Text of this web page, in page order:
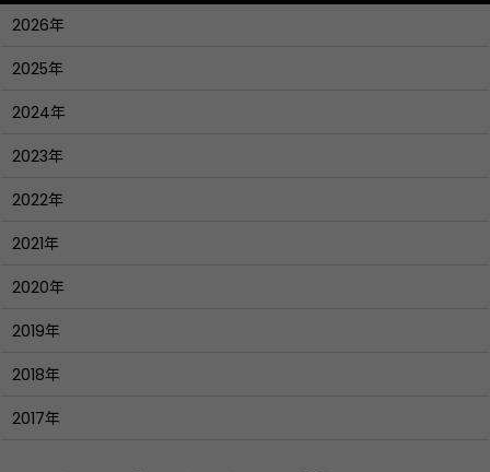
2026年
2025年
2024年
2023年
2022年
2021年
2020年
2019年
2018年
2017年